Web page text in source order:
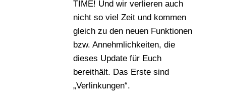
TIME! Und wir verlieren auch
nicht so viel Zeit und kommen
gleich zu den neuen Funktionen
bzw. Annehmlichkeiten, die
dieses Update für Euch
bereithält. Das Erste sind
„Verlinkungen“.